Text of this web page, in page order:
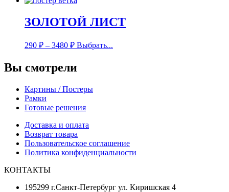
ЗОЛОТОЙ ЛИСТ
290 ₽ – 3480 ₽ Выбрать...
Вы смотрели
Картины / Постеры
Рамки
Готовые решения
Доставка и оплата
Возврат товара
Пользовательское соглашение
Политика конфиденциальности
КОНТАКТЫ
195299 г.Санкт-Петербург ул. Киришская 4